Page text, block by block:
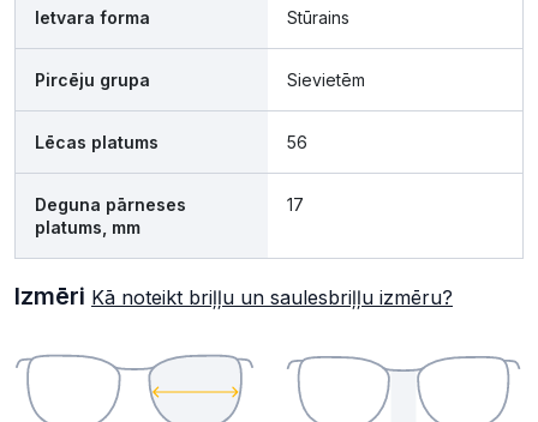
Ietvara forma Stūrains
Pircēju grupa Sievietēm
Lēcas platums 56
Deguna pārneses
platums, mm
17
Izmēri Kā noteikt briļļu un saulesbriļļu izmēru?